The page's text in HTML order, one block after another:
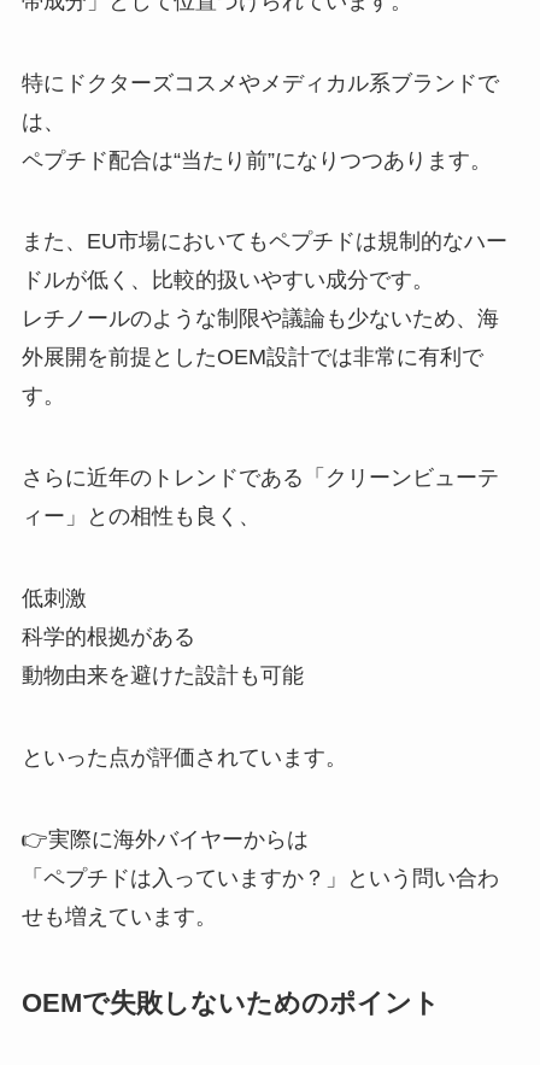
特にドクターズコスメやメディカル系ブランドで
は、
ペプチド配合は“当たり前”になりつつあります。
また、EU市場においてもペプチドは規制的なハー
ドルが低く、比較的扱いやすい成分です。
レチノールのような制限や議論も少ないため、海
外展開を前提としたOEM設計では非常に有利で
す。
さらに近年のトレンドである「クリーンビューテ
ィー」との相性も良く、
低刺激
科学的根拠がある
動物由来を避けた設計も可能
といった点が評価されています。
👉実際に海外バイヤーからは
「ペプチドは入っていますか？」という問い合わ
せも増えています。
OEMで失敗しないためのポイント